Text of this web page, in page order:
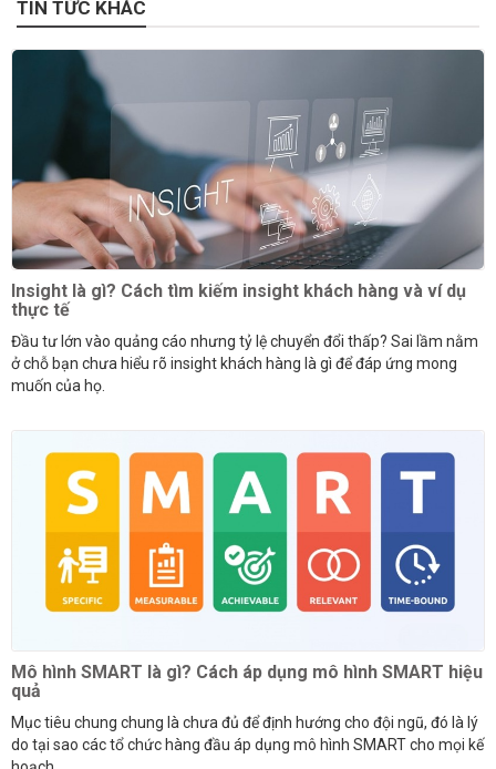
TIN TỨC KHÁC
Insight là gì? Cách tìm kiếm insight khách hàng và ví dụ
thực tế
Đầu tư lớn vào quảng cáo nhưng tỷ lệ chuyển đổi thấp? Sai lầm nằm
ở chỗ bạn chưa hiểu rõ insight khách hàng là gì để đáp ứng mong
muốn của họ.
Mô hình SMART là gì? Cách áp dụng mô hình SMART hiệu
quả
Mục tiêu chung chung là chưa đủ để định hướng cho đội ngũ, đó là lý
do tại sao các tổ chức hàng đầu áp dụng mô hình SMART cho mọi kế